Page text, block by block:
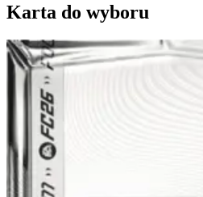
Karta do wyboru